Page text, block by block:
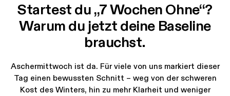
Startest du „7 Wochen Ohne“?
Warum du jetzt deine Baseline
brauchst.
Aschermittwoch ist da. Für viele von uns markiert dieser
Tag einen bewussten Schnitt – weg von der schweren
Kost des Winters, hin zu mehr Klarheit und weniger